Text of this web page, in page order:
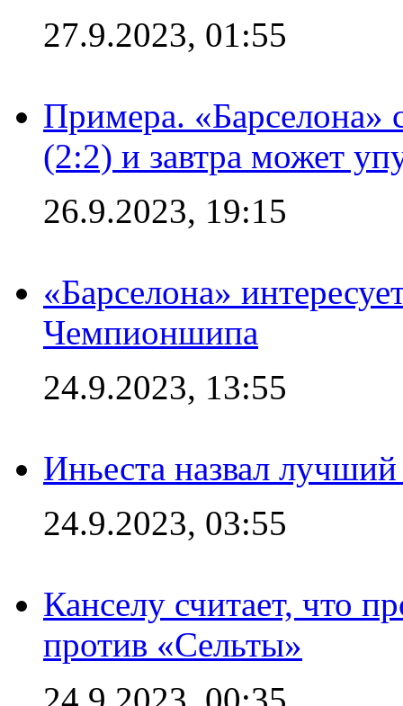
27.9.2023, 01:55
Примера. «Барселона»
(2:2) и завтра может
26.9.2023, 19:15
«Барселона»
Чемпионшипа
24.9.2023, 13:55
Иньеста назвал
24.9.2023, 03:55
Канселу считает, что
против «Сельты»